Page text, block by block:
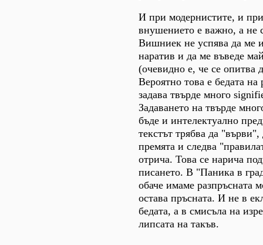
И при модернистите, и
внушението е важно, а не
Вишниек не успява да ме
наратив и да ме въведе
(oчевидно е, че се опитва
Вероятно това е бедата
задава твърде много
Задаването на твърде
бъде и интелектуално
текстът трябва да "върви",
премята и следва
отрича. Това се нарича
писането. В "Паника в
обаче имаме разпръсната
остава пръсната. И не в
бедата, а в смисъла на
липсата на такъв.